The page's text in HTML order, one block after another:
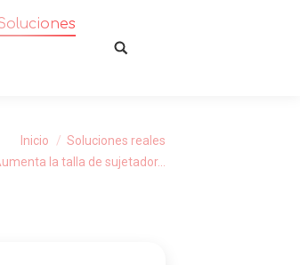
Inicio
Soluciones reales
la talla de sujetador…